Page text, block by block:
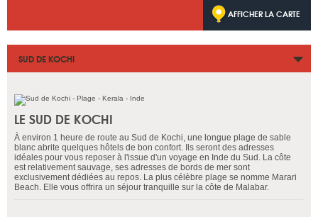
AFFICHER LA CARTE
SUD DE KOCHI
LE SUD DE KOCHI
À environ 1 heure de route au Sud de Kochi, une longue plage de sable
blanc abrite quelques hôtels de bon confort. Ils seront des adresses
idéales pour vous reposer à l'issue d'un voyage en Inde du Sud. La côte
est relativement sauvage, ses adresses de bords de mer sont
exclusivement dédiées au repos. La plus célèbre plage se nomme Marari
Beach. Elle vous offrira un séjour tranquille sur la côte de Malabar.